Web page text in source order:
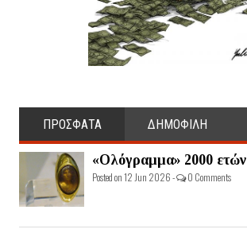
ΠΡΟΣΦΑΤΑ ΔΗΜΟΦΙΛΗ
«Ολόγραμμα» 2000 ετών
Posted on 12 Jun 2026 - 0 Comments